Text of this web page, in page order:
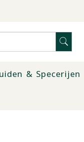
& Specerijen